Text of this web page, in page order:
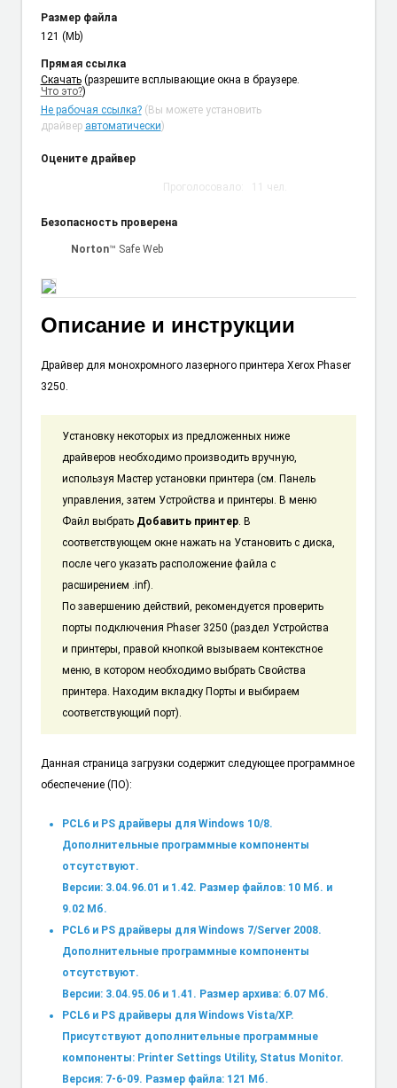
Размер файла
121 (Mb)
Прямая ссылка
Cкачать (разрешите всплывающие окна в браузере.
Что это?)
Не рабочая ссылка?(Вы можете установить
драйвер автоматически)
Оцените драйвер
Проголосовало: 11 чел.
Безопасность проверена
Norton™ Safe Web
Описание и инструкции
Драйвер для монохромного лазерного принтера Xerox Phaser
3250.
Установку некоторых из предложенных ниже
драйверов необходимо производить вручную,
используя Мастер установки принтера (см. Панель
управления, затем Устройства и принтеры. В меню
Файл выбрать Добавить принтер. В
соответствующем окне нажать на Установить с диска,
после чего указать расположение файла с
расширением .inf).
По завершению действий, рекомендуется проверить
порты подключения Phaser 3250 (раздел Устройства
и принтеры, правой кнопкой вызываем контекстное
меню, в котором необходимо выбрать Свойства
принтера. Находим вкладку Порты и выбираем
соответствующий порт).
Данная страница загрузки содержит следующее программное
обеспечение (ПО):
PCL6 и PS драйверы для Windows 10/8.
Дополнительные программные компоненты
отсутствуют.
Версии: 3.04.96.01 и 1.42. Размер файлов: 10 Мб. и
9.02 Мб.
PCL6 и PS драйверы для Windows 7/Server 2008.
Дополнительные программные компоненты
отсутствуют.
Версии: 3.04.95.06 и 1.41. Размер архива: 6.07 Мб.
PCL6 и PS драйверы для Windows Vista/XP.
Присутствуют дополнительные программные
компоненты: Printer Settings Utility, Status Monitor.
Версия: 7-6-09. Размер файла: 121 Мб.